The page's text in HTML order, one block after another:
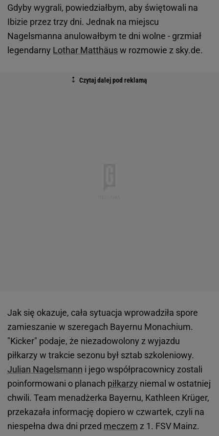
Gdyby wygrali, powiedziałbym, aby świętowali na
Ibizie przez trzy dni. Jednak na miejscu
Nagelsmanna anulowałbym te dni wolne - grzmiał
legendarny Lothar Matthäusw rozmowie z sky.de.
Jak się okazuje, cała sytuacja wprowadziła spore
zamieszanie w szeregach Bayernu Monachium.
"Kicker" podaje, że niezadowolony z wyjazdu
piłkarzy w trakcie sezonu był sztab szkoleniowy.
Julian Nagelsmann i jego współpracownicy zostali
poinformowani o planach piłkarzy niemal w ostatniej
chwili. Team menadżerka Bayernu, Kathleen Krüger,
przekazała informację dopiero w czwartek, czyli na
niespełna dwa dni przed meczem z 1. FSV Mainz.